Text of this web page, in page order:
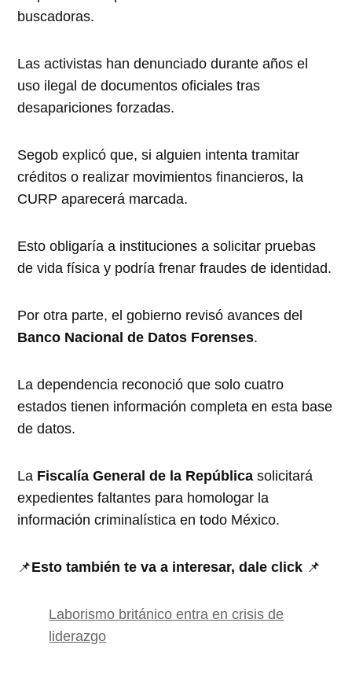
buscadoras.
Las activistas han denunciado durante años el
uso ilegal de documentos oficiales tras
desapariciones forzadas.
Segob explicó que, si alguien intenta tramitar
créditos o realizar movimientos financieros, la
CURP aparecerá marcada.
Esto obligaría a instituciones a solicitar pruebas
de vida física y podría frenar fraudes de identidad.
Por otra parte, el gobierno revisó avances del
Banco Nacional de Datos Forenses.
La dependencia reconoció que solo cuatro
estados tienen información completa en esta base
de datos.
La Fiscalía General de la República solicitará
expedientes faltantes para homologar la
información criminalística en todo México.
📌Esto también te va a interesar, dale click 📌
Laborismo británico entra en crisis de
liderazgo